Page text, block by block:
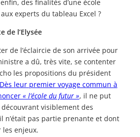
des finalités d’une école
experts du tableau Excel ?
de l’Elysée
de l’éclaircie de son arrivée pour
a dû, très vite, se contenter
les propositions du président
Dès leur premier voyage commun à
« l’école du futur », il ne put
visiblement des
n’était pas partie prenante et dont
les enjeux.